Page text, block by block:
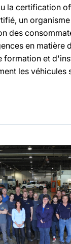
la certification
un
des
en matière
formation et
les véhicules